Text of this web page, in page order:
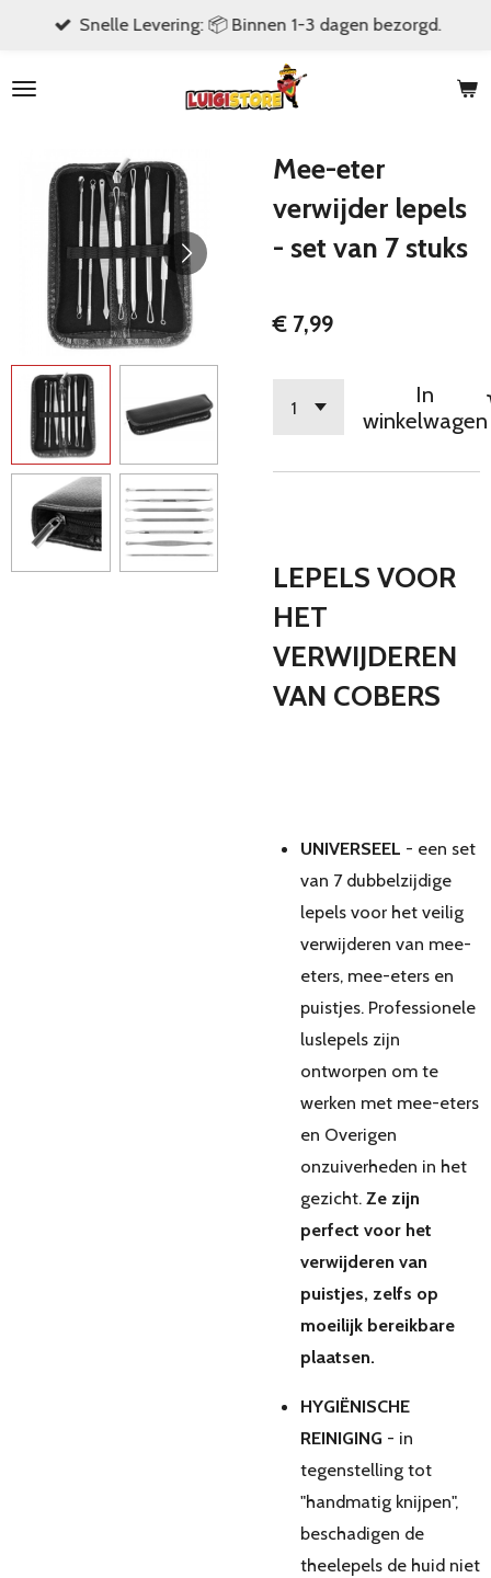
naar
Snelle Levering: 📦 Binnen 1-3 dagen bezorgd.
Mee-eter
verwijder lepels
- set van 7 stuks
€ 7,99
In
winkelwagen
LEPELS VOOR
HET
VERWIJDEREN
VAN COBERS
UNIVERSEEL - een set
van 7 dubbelzijdige
lepels voor het veilig
verwijderen van mee-
eters, mee-eters en
puistjes. Professionele
luslepels zijn
ontworpen om te
werken met mee-eters
en Overigen
onzuiverheden in het
gezicht. Ze zijn
perfect voor het
verwijderen van
puistjes, zelfs op
moeilijk bereikbare
plaatsen.
HYGIËNISCHE
REINIGING - in
tegenstelling tot
"handmatig knijpen",
beschadigen de
theelepels de huid niet